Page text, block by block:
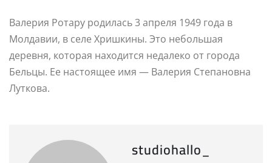
Валерия Ротару родилась 3 апреля 1949 года в
Молдавии, в селе Хришкины. Это небольшая
деревня, которая находится недалеко от города
Бельцы. Ее настоящее имя — Валерия Степановна
Луткова.
studiohallo_